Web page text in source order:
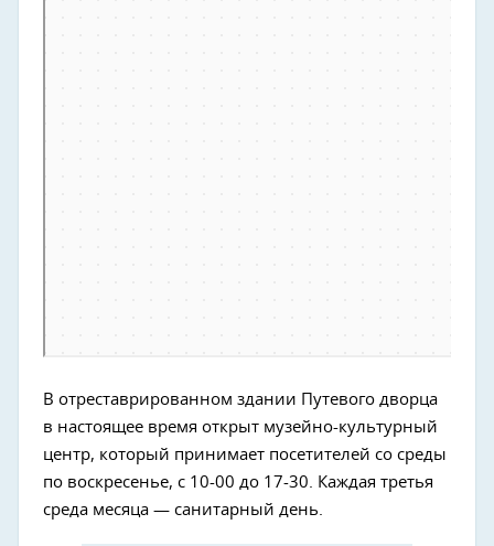
В отреставрированном здании Путевого дворца
в настоящее время открыт музейно-культурный
центр, который принимает посетителей со среды
по воскресенье, с 10-00 до 17-30. Каждая третья
среда месяца — санитарный день.